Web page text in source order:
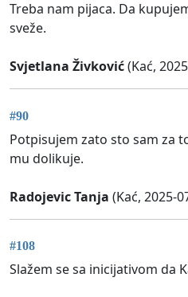
Treba nam pijaca. Da
sveže.
Svjetlana Živković(Kać,
#90
Potpisujem zato sto sam za
mu dolikuje.
Radojevic Tanja (Kać, 2025-
#108
Slažem se sa inicijativom da